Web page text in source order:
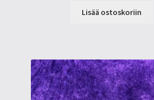
Lisää ostoskoriin